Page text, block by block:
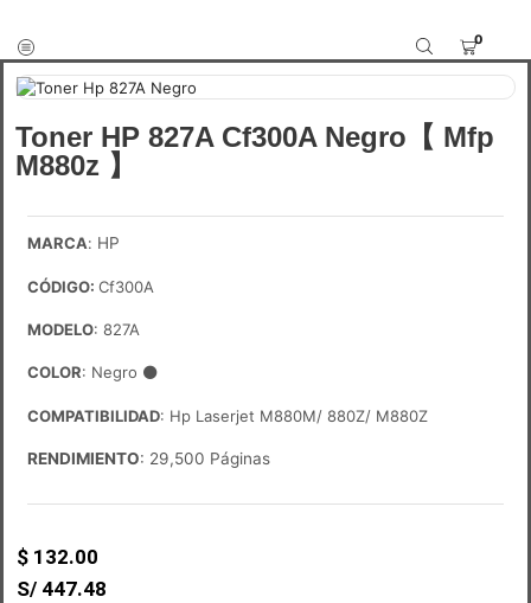
0
Toner HP 827A Cf300A Negro【 Mfp
M880z 】
MARCA: HP
CÓDIGO: Cf300A
MODELO: 827A
COLOR: Negro ⚫
COMPATIBILIDAD: Hp Laserjet M880M/ 880Z/ M880Z
RENDIMIENTO: 29,500 Páginas
$ 132.00
S/ 447.48